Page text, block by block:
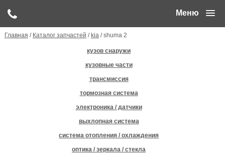
Меню
Главная / Каталог запчастей / kia/ shuma 2
кузов снаружи
кузовные части
трансмиссия
тормозная система
электроника / датчики
выхлопная система
система отопления / охлаждения
оптика / зеркала / стекла